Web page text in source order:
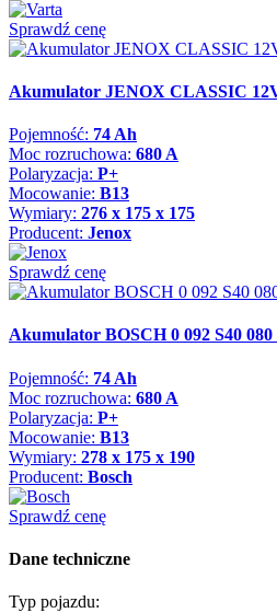
Sprawdź cenę
Akumulator JENOX CLASSIC
Pojemność: 74 Ah
Moc rozruchowa: 680 A
Polaryzacja: P+
Mocowanie: B13
Wymiary: 276 x 175 x 175
Producent: Jenox
Sprawdź cenę
Akumulator BOSCH 0 092 S40
Pojemność: 74 Ah
Moc rozruchowa: 680 A
Polaryzacja: P+
Mocowanie: B13
Wymiary: 278 x 175 x 190
Producent: Bosch
Sprawdź cenę
Dane techniczne
Typ pojazdu: